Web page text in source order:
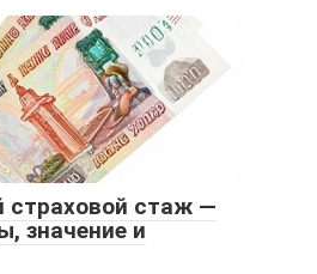
страховой стаж —
значение и